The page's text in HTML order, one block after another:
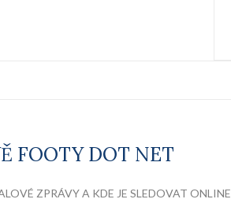
ZPRÁVY A KDE JE SLEDOVAT ONLINE